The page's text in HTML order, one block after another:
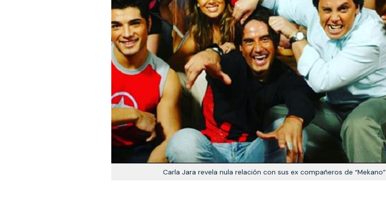
Carla Jara revela nula relación con sus ex compañeros de “Mekano”